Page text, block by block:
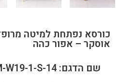
כורסא נפתחת למיטה
אוסקר – אפור כהה
שם הדגם: FM-W19-1-S-14